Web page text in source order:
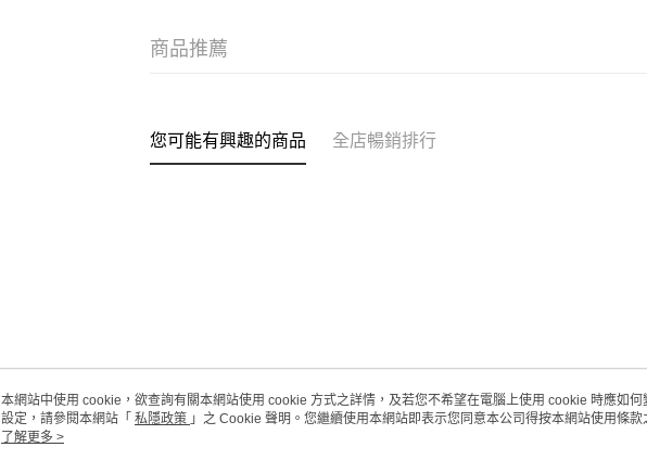
商品推薦
您可能有興趣的商品 全店暢銷排行
關於我們 客戶服務
本網站中使用 cookie，欲查詢有關本網站使用 cookie 方式之詳情，及若您不希望在電腦上使用 cookie 時應如何
設定，請參閱本網站「 私隱政策 」之 Cookie 聲明。您繼續使用本網站即表示您同意本公司得按本網站使用條
用 cookie。
了解更多 >